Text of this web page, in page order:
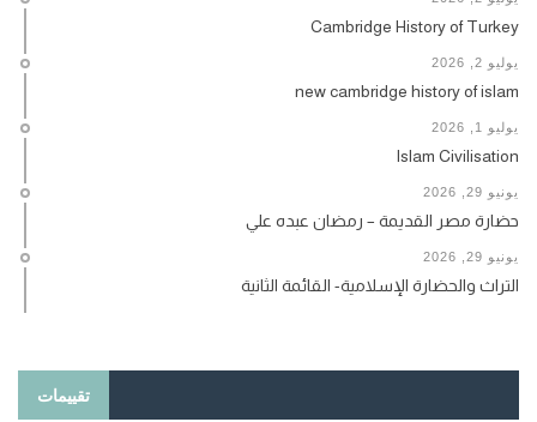
Cambridge History of Turkey
يوليو 2, 2026
new cambridge history of islam
يوليو 1, 2026
Islam Civilisation
يونيو 29, 2026
حضارة مصر القديمة – رمضان عبده علي
يونيو 29, 2026
التراث والحضارة الإسلامية- القائمة الثانية
تقييمات